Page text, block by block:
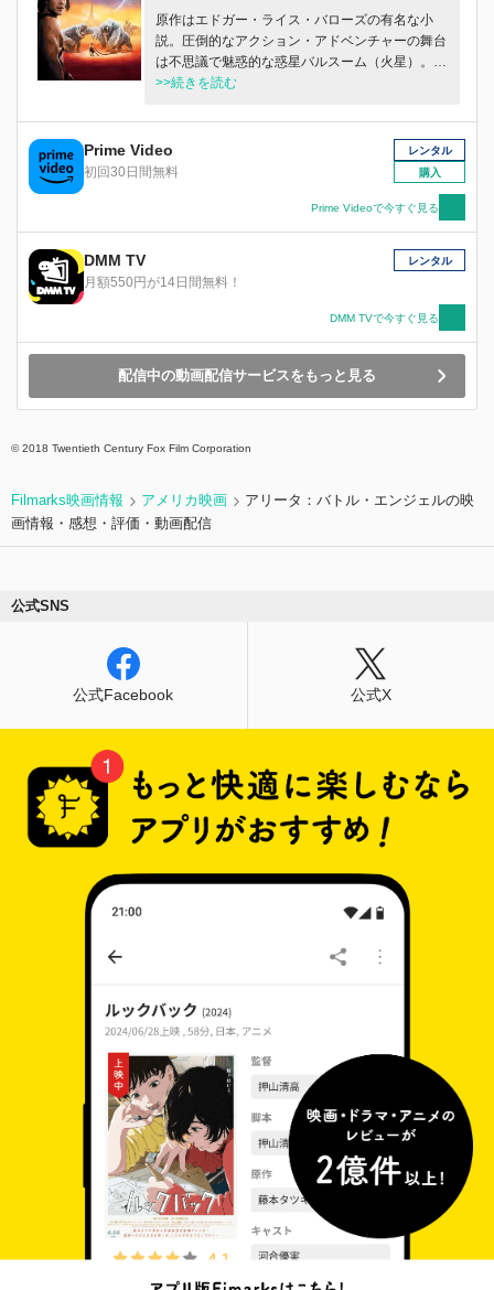
原作はエドガー・ライス・バローズの有名な小
説。圧倒的なアクション・アドベンチャーの舞台
は不思議で魅惑的な惑星バルスーム（火星）。ジ
ョン・カーターは南北戦争に従軍した過去があ
へ瞬間移動し自らの意思とは裏腹に大規模な争い
に巻き込まれる。滅びゆく世界で、バルスームと
そこに住む者たちの運命が自分にかかっているこ
とに気づくと、再び思いやりの心が湧き上がって
>>続きを読む
Prime Video
初回30日間無料
レンタル
購入
Prime Videoで今すぐ見る
DMM TV
月額550円が14日間無料！
レンタル
DMM TVで今すぐ見る
配信中の動画配信サービスをもっと見る
© 2018 Twentieth Century Fox Film Corporation
Filmarks映画情報 アメリカ映画
アリータ：バトル・エンジェルの映
画情報・感想・評価・動画配信
公式SNS
公式Facebook 公式X